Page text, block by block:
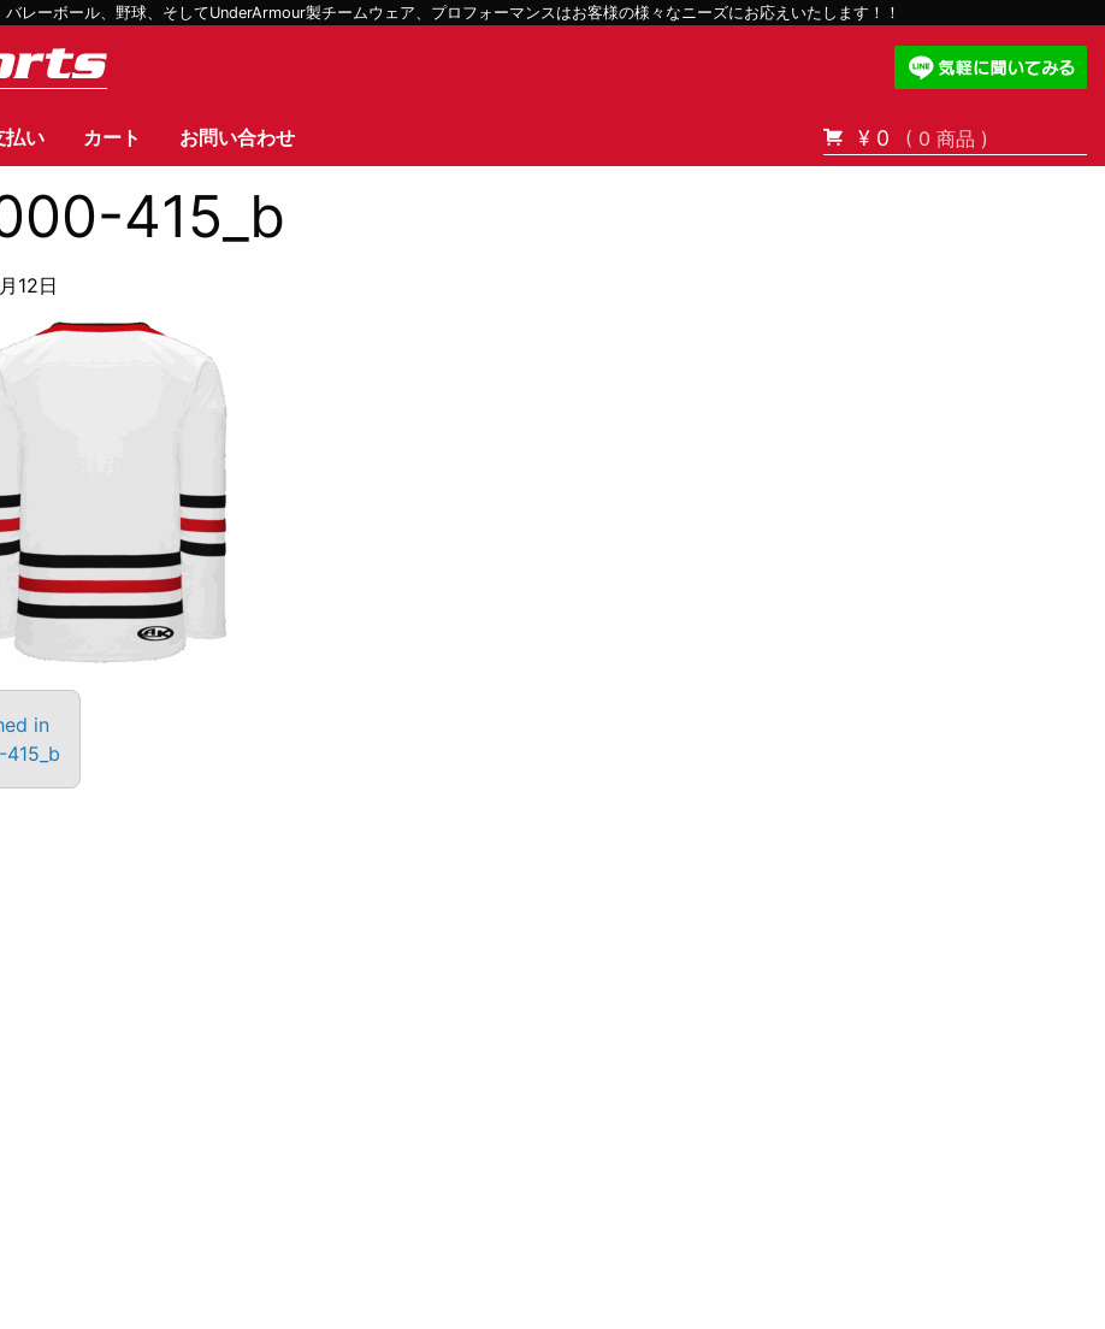
レーボール、野球、そしてUnderArmour製チームウェア、プロフォーマンスはお客様の様々なニーズにお応えいたします！！
払い カート お問い合わせ ¥ 0 ( 0 商品 )
415_b
12日
in